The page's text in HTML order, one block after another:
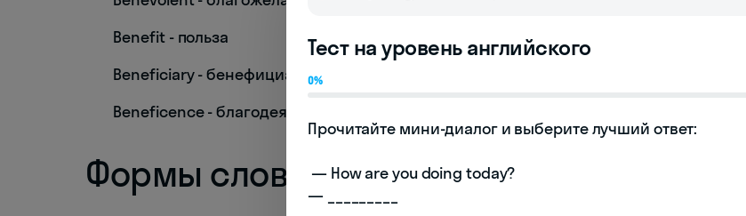
Benefit - польза
Beneficiary - бенефициар
Beneficence - благодеяние
Формы слова
Тест на уровень английского
0%
Прочитайте мини-диалог и выберите лучший ответ:
— _________